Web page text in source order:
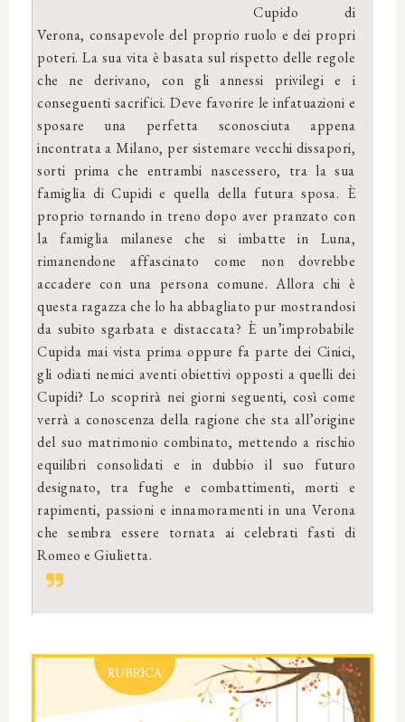
Cupido di
Verona, consapevole del proprio ruolo e dei propri
poteri. La sua vita è basata sul rispetto delle regole
che ne derivano, con gli annessi privilegi e i
conseguenti sacrifici. Deve favorire le infatuazioni e
sposare una perfetta sconosciuta appena
incontrata a Milano, per sistemare vecchi dissapori,
sorti prima che entrambi nascessero, tra la sua
famiglia di Cupidi e quella della futura sposa. È
proprio tornando in treno dopo aver pranzato con
la famiglia milanese che si imbatte in Luna,
rimanendone affascinato come non dovrebbe
accadere con una persona comune. Allora chi è
questa ragazza che lo ha abbagliato pur mostrandosi
da subito sgarbata e distaccata? È un’improbabile
Cupida mai vista prima oppure fa parte dei Cinici,
gli odiati nemici aventi obiettivi opposti a quelli dei
Cupidi? Lo scoprirà nei giorni seguenti, così come
verrà a conoscenza della ragione che sta all’origine
del suo matrimonio combinato, mettendo a rischio
equilibri consolidati e in dubbio il suo futuro
designato, tra fughe e combattimenti, morti e
rapimenti, passioni e innamoramenti in una Verona
che sembra essere tornata ai celebrati fasti di
Romeo e Giulietta.